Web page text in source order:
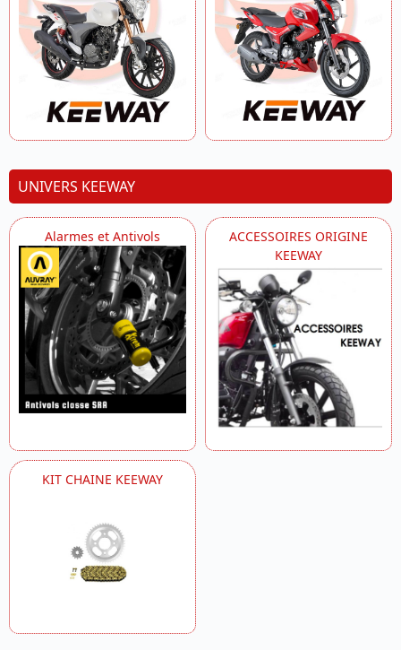
UNIVERS KEEWAY
Alarmes et Antivols
ACCESSOIRES ORIGINE
KEEWAY
KIT CHAINE KEEWAY